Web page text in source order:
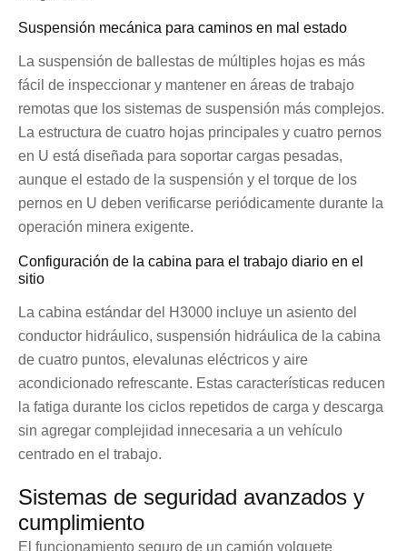
Suspensión mecánica para caminos en mal estado
La suspensión de ballestas de múltiples hojas es más
fácil de inspeccionar y mantener en áreas de trabajo
remotas que los sistemas de suspensión más complejos.
La estructura de cuatro hojas principales y cuatro pernos
en U está diseñada para soportar cargas pesadas,
aunque el estado de la suspensión y el torque de los
pernos en U deben verificarse periódicamente durante la
operación minera exigente.
Configuración de la cabina para el trabajo diario en el
sitio
La cabina estándar del H3000 incluye un asiento del
conductor hidráulico, suspensión hidráulica de la cabina
de cuatro puntos, elevalunas eléctricos y aire
acondicionado refrescante. Estas características reducen
la fatiga durante los ciclos repetidos de carga y descarga
sin agregar complejidad innecesaria a un vehículo
centrado en el trabajo.
Sistemas de seguridad avanzados y
cumplimiento
El funcionamiento seguro de un camión volquete